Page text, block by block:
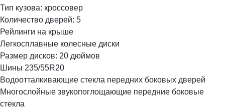
Тип кузова: кроссовер
Количество дверей: 5
Рейлинги на крыше
Легкосплавные колесные диски
Размер дисков: 20 дюймов
Шины 235/55R20
Водоотталкивающие стекла передних боковых дверей
Многослойные звукопоглощающие передние боковые
стекла